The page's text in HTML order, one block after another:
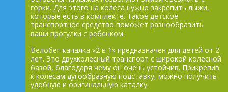
горки. Для этого на колеса нужно закрепить лыжи,
которые есть в комплекте. Такое детское
транспортное средство поможет разнообразить
ваши прогулки с ребенком.
Велобег-качалка «2 в 1» предназначен для детей от 2
лет. Это двухколесный транспорт с широкой колесной
базой, благодаря чему он очень устойчив. Прикрепив
к колесам дугообразную подставку, можно получить
удобную и оригинальную каталку.